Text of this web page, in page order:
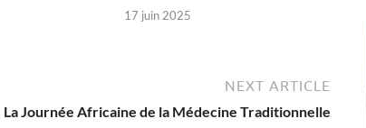
17 juin 2025
NEXT ARTICLE
La Journée Africaine de la Médecine Traditionnelle